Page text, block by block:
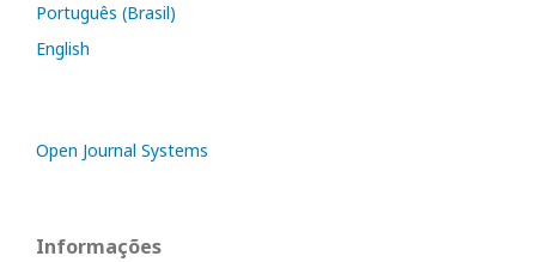
Português (Brasil)
English
Open Journal Systems
Informações